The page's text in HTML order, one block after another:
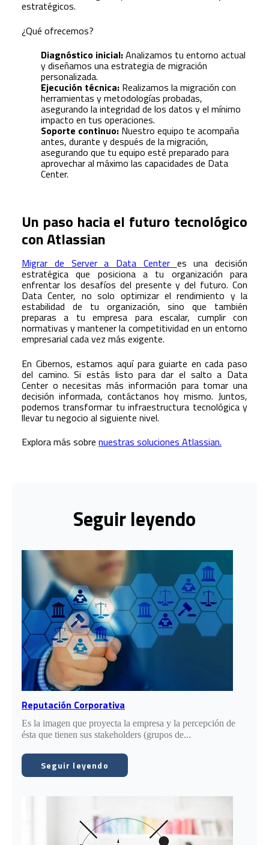
estratégicos.
¿Qué ofrecemos?
Diagnóstico inicial:Analizamos tu entorno actual
y diseñamos una estrategia de migración
personalizada.
Ejecución técnica: Realizamos la migración con
herramientas y metodologías probadas,
asegurando la integridad de los datos y el mínimo
impacto en tus operaciones.
Soporte continuo: Nuestro equipo te acompaña
antes, durante y después de la migración,
asegurando que tu equipo esté preparado para
aprovechar al máximo las capacidades de Data
Center.
Un paso hacia el futuro tecnológico
con Atlassian
Migrar de Server a Data Center es una decisión
estratégica que posiciona a tu organización para
enfrentar los desafíos del presente y del futuro. Con
Data Center, no solo optimizar el rendimiento y la
estabilidad de tu organización, sino que también
preparas a tu empresa para escalar, cumplir con
normativas y mantener la competitividad en un entorno
empresarial cada vez más exigente.
En Cibernos, estamos aquí para guiarte en cada paso
del camino. Si estás listo para dar el salto a Data
Center o necesitas más información para tomar una
decisión informada, contáctanos hoy mismo. Juntos,
podemos transformar tu infraestructura tecnológica y
llevar tu negocio al siguiente nivel.
Explora más sobre nuestras soluciones Atlassian.
Seguir leyendo
Reputación Corporativa
Es la imagen que proyecta la empresa y la percepción de
ésta que tienen sus stakeholders (grupos de...
Seguir leyendo